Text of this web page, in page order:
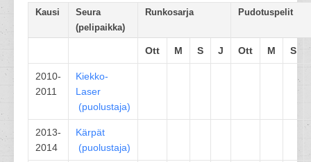
Kausi
Seura
(pelipaikka)
Runkosarja Pudotuspelit
Ott M S J Ott M S
2010-
2011
Kiekko-
Laser
(puolustaja)
2013-
2014
Kärpät
(puolustaja)